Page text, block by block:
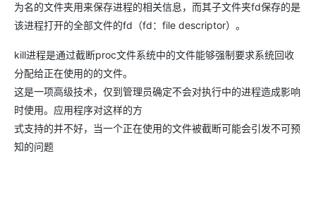
为名的文件夹用来保存进程的相关信息，而其子文件夹fd保存的是
该进程打开的全部文件的fd（fd：file descriptor）。
kill进程是通过截断proc文件系统中的文件能够强制要求系统回收
分配给正在使用的的文件。
这是一项高级技术，仅到管理员确定不会对执行中的进程造成影响
时使用。应用程序对这样的方
式支持的并不好，当一个正在使用的文件被截断可能会引发不可预
知的问题